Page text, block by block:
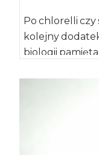
Po chlorelli czy
kolejny
biologii